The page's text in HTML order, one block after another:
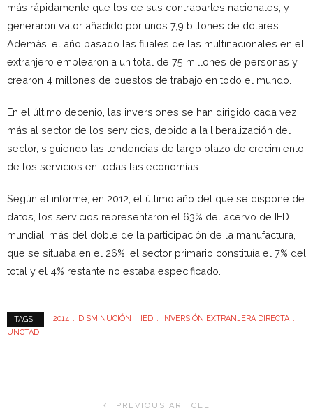
más rápidamente que los de sus contrapartes nacionales, y
generaron valor añadido por unos 7,9 billones de dólares.
Además, el año pasado las filiales de las multinacionales en el
extranjero emplearon a un total de 75 millones de personas y
crearon 4 millones de puestos de trabajo en todo el mundo.
En el último decenio, las inversiones se han dirigido cada vez
más al sector de los servicios, debido a la liberalización del
sector, siguiendo las tendencias de largo plazo de crecimiento
de los servicios en todas las economías.
Según el informe, en 2012, el último año del que se dispone de
datos, los servicios representaron el 63% del acervo de IED
mundial, más del doble de la participación de la manufactura,
que se situaba en el 26%; el sector primario constituía el 7% del
total y el 4% restante no estaba especificado.
TAGS : 2014 DISMINUCIÓN IED
INVERSIÓN EXTRANJERA DIRECTA
UNCTAD
PREVIOUS ARTICLE